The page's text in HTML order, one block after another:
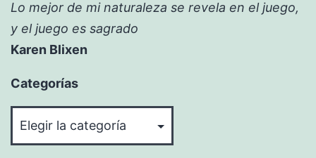
Lo mejor de mi naturaleza se revela en el juego,
y el juego es sagrado
Karen Blixen
Categorías